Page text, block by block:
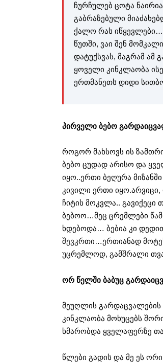
ჩურჩულებ ცოტა
გაბრაზებული
ქალო რას იწყევლები…
წუთში, ვაი შენ
დატუქსვას, მაგრამ ამ
ყოველი კინკლაობა
ერთმანეთს დიდი
პირველი ბებო
როგორ მახსოვს ის
ბებო ცუდად არისო და
იყო..ერთი ბეღურა
კივილი ერთი
ჩიტის მოკვლა..
ბებოო…მეც ცრემლები
ხდებოდა… ბებია კი
შევკრთი…ერთიანად
უცრემლოდ, გამშრალი
ორ წელში ბაბუც
მეუღლის გარდაცვალების
კინკლაობა მოხუცებს
ხმარობდა ყველაფერზე
წლები გადის და მე ეს